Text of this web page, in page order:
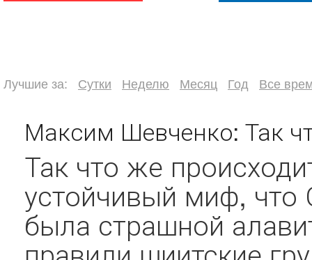
Лучшие за: Сутки Неделю Месяц Год Все
Максим Шевченко: Так
Так что же
устойчивый миф,
была страшной